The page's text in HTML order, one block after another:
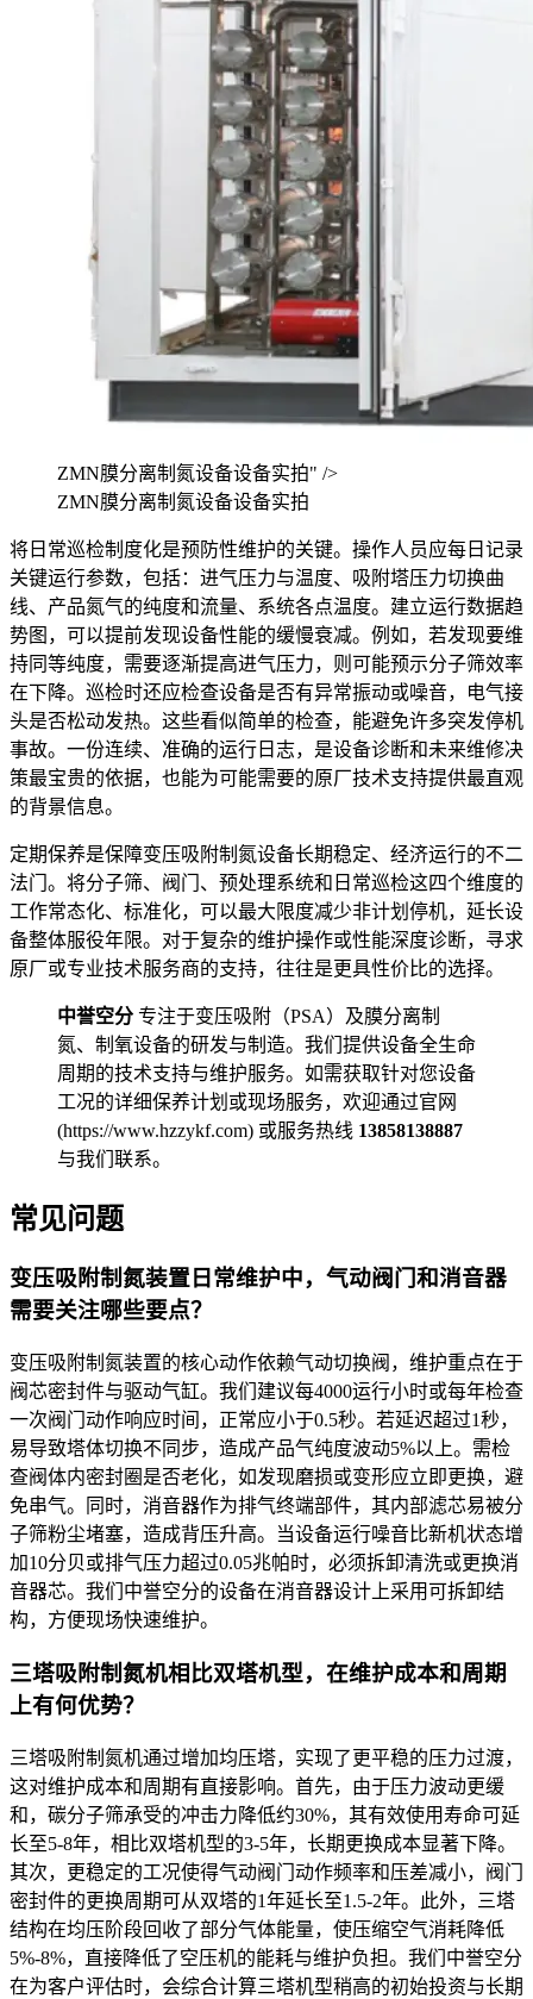
ZMN膜分离制氮设备设备实拍" />
ZMN膜分离制氮设备设备实拍
将日常巡检制度化是预防性维护的关键。操作人员应每日记录
关键运行参数，包括：进气压力与温度、吸附塔压力切换曲
线、产品氮气的纯度和流量、系统各点温度。建立运行数据趋
势图，可以提前发现设备性能的缓慢衰减。例如，若发现要维
持同等纯度，需要逐渐提高进气压力，则可能预示分子筛效率
在下降。巡检时还应检查设备是否有异常振动或噪音，电气接
头是否松动发热。这些看似简单的检查，能避免许多突发停机
事故。一份连续、准确的运行日志，是设备诊断和未来维修决
策最宝贵的依据，也能为可能需要的原厂技术支持提供最直观
的背景信息。
定期保养是保障变压吸附制氮设备长期稳定、经济运行的不二
法门。将分子筛、阀门、预处理系统和日常巡检这四个维度的
工作常态化、标准化，可以最大限度减少非计划停机，延长设
备整体服役年限。对于复杂的维护操作或性能深度诊断，寻求
原厂或专业技术服务商的支持，往往是更具性价比的选择。
中誉空分 专注于变压吸附（PSA）及膜分离制
氮、制氧设备的研发与制造。我们提供设备全生命
周期的技术支持与维护服务。如需获取针对您设备
工况的详细保养计划或现场服务，欢迎通过官网
(https://www.hzzykf.com) 或服务热线 13858138887
与我们联系。
常见问题
变压吸附制氮装置日常维护中，气动阀门和消音器
需要关注哪些要点？
变压吸附制氮装置的核心动作依赖气动切换阀，维护重点在于
阀芯密封件与驱动气缸。我们建议每4000运行小时或每年检查
一次阀门动作响应时间，正常应小于0.5秒。若延迟超过1秒，
易导致塔体切换不同步，造成产品气纯度波动5%以上。需检
查阀体内密封圈是否老化，如发现磨损或变形应立即更换，避
免串气。同时，消音器作为排气终端部件，其内部滤芯易被分
子筛粉尘堵塞，造成背压升高。当设备运行噪音比新机状态增
加10分贝或排气压力超过0.05兆帕时，必须拆卸清洗或更换消
音器芯。我们中誉空分的设备在消音器设计上采用可拆卸结
构，方便现场快速维护。
三塔吸附制氮机相比双塔机型，在维护成本和周期
上有何优势？
三塔吸附制氮机通过增加均压塔，实现了更平稳的压力过渡，
这对维护成本和周期有直接影响。首先，由于压力波动更缓
和，碳分子筛承受的冲击力降低约30%，其有效使用寿命可延
长至5-8年，相比双塔机型的3-5年，长期更换成本显著下降。
其次，更稳定的工况使得气动阀门动作频率和压差减小，阀门
密封件的更换周期可从双塔的1年延长至1.5-2年。此外，三塔
结构在均压阶段回收了部分气体能量，使压缩空气消耗降低
5%-8%，直接降低了空压机的能耗与维护负担。我们中誉空分
在为客户评估时，会综合计算三塔机型稍高的初始投资与长期